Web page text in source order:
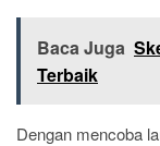
Baca Juga
Terbaik
Dengan mencoba